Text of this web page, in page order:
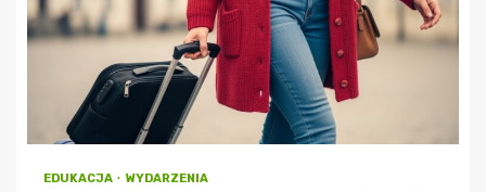
EDUKACJA WYDARZENIA